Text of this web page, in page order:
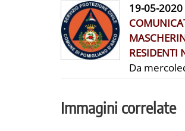
19-05-2020
RESIDENTI
Da
Immagini correlate